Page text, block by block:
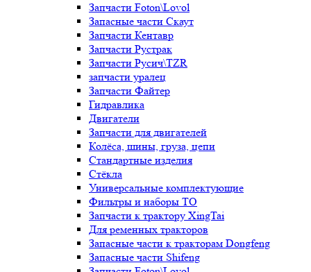
Запчасти Foton\Lovol
Запасные части Скаут
Запчасти Кентавр
Запчасти Рустрак
Запчасти Русич\TZR
запчасти уралец
Запчасти Файтер
Гидравлика
Двигатели
Запчасти для двигателей
Колёса, шины, груза, цепи
Стандартные изделия
Стёкла
Универсальные комплектующие
Фильтры и наборы ТО
Запчасти к трактору XingTai
Для ременных тракторов
Запасные части к тракторам Dongfeng
Запасные части Shifeng